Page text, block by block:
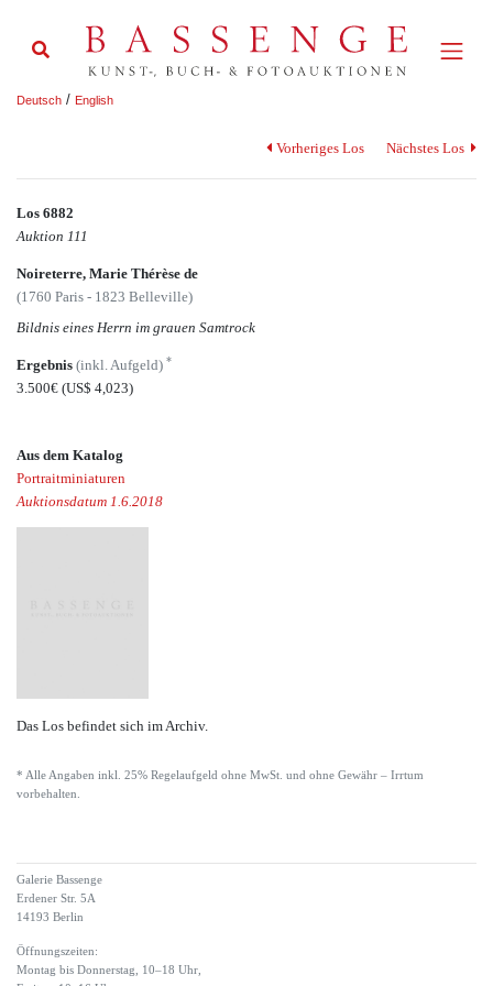
Deutsch / English
Vorheriges Los Nächstes Los
Los 6882
Auktion 111
Noireterre, Marie Thérèse de
(1760 Paris - 1823 Belleville)
Bildnis eines Herrn im grauen Samtrock
Ergebnis (inkl. Aufgeld) *
3.500€ (US$ 4,023)
Aus dem Katalog
Portraitminiaturen
Auktionsdatum 1.6.2018
Das Los befindet sich im Archiv.
* Alle Angaben inkl. 25% Regelaufgeld ohne MwSt. und ohne Gewähr – Irrtum
vorbehalten.
Galerie Bassenge
Erdener Str. 5A
14193 Berlin
Öffnungszeiten:
Montag bis Donnerstag, 10–18 Uhr,